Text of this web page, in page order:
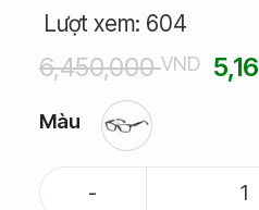
Lượt xem: 604
6,450,000VND
Giá
gốc
Màu